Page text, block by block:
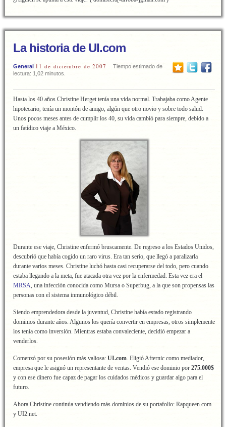
La historia de UI.com
General 11 de diciembre de 2007
Tiempo estimado de
lectura: 1,02 minutos.
Hasta los 40 años Christine Herget tenía una vida normal. Trabajaba como Agente
hipotecario, tenía un montón de amigo, algún que otro novio y sobre todo salud.
Unos pocos meses antes de cumplir los 40, su vida cambió para siempre, debido a
un fatídico viaje a México.
Durante ese viaje, Christine enfermó bruscamente. De regreso a los Estados Unidos,
descubrió que había cogido un raro virus. Era tan serio, que llegó a paralizarla
durante varios meses. Christine luchó hasta casi recuperarse del todo, pero cuando
estaba llegando a la meta, fue atacada otra vez por la enfermedad. Esta vez era el
MRSA, una infección conocida como Mursa o Superbug, a la que son propensas las
personas con el sistema inmunológico débil.
Siendo emprendedora desde la juventud, Christine había estado registrando
dominios durante años. Algunos los quería convertir en empresas, otros simplemente
los tenía como inversión. Mientras estaba convaleciente, decidió empezar a
venderlos.
Comenzó por su posesión más valiosa: UI.com. Eligió Afternic como mediador,
empresa que le asignó un representante de ventas. Vendió ese dominio por 275.000$
y con ese dinero fue capaz de pagar los cuidados médicos y guardar algo para el
futuro.
Ahora Christine continúa vendiendo más dominios de su portafolio: Rapqueen.com
y UI2.net.